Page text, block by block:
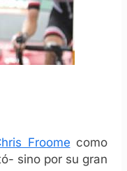
Froome como
sino por su gran